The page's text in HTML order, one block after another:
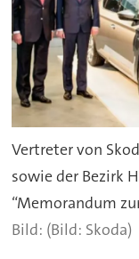
Vertreter von
sowie der Bezirk
“Memorandum
(Bild: Skoda)